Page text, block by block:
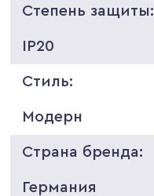
Степень защиты:
IP20
Стиль:
Модерн
Страна бренда:
Германия